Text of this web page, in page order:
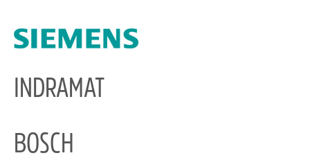
INDRAMAT
BOSCH